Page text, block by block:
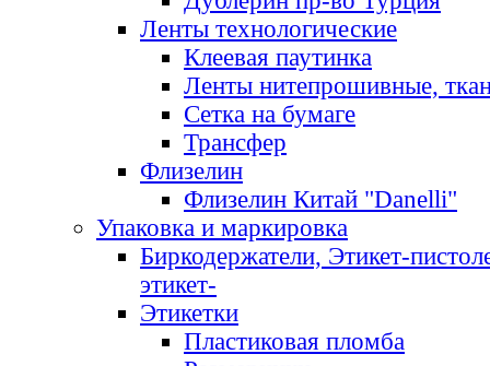
Ленты технологические
Клеевая паутинка
Ленты нитепрошивные,
Сетка на бумаге
Трансфер
Флизелин
Флизелин Китай "Danelli"
Упаковка и маркировка
Биркодержатели, Этикет-
этикет-
Этикетки
Пластиковая пломба